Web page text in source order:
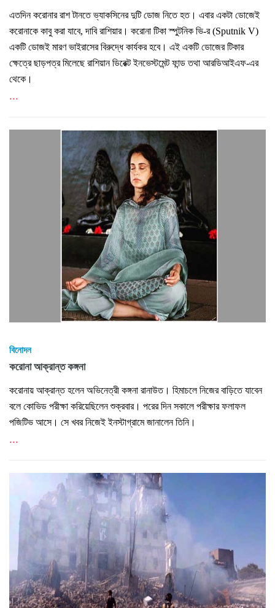
এতদিন করোনার রাশ টানতে ভ্যাকসিনের দুটি ডোজ নিতে হত। এবার একটা ডোজেই
করোনাকে কাবু করা যাবে, দাবি রাশিয়ার। করোনা টিকা স্পুটনিক ভি-র (Sputnik V)
একটি ডোজই মারণ ভাইরাসের বিরুদ্ধে কার্যকর হবে। এই একটি ডোজের টিকার
ক্ষেত্রে ছাড়পত্র মিলেছে রাশিয়ান ডিরেক্ট ইনভেস্টমেন্ট ফান্ড তথা আরডিআইএফ-এর
থেকে।
...
বিনোদন
করোনা আক্রান্ত কঙ্গনা
করোনায় আক্রান্ত হলেন অভিনেত্রী কঙ্গনা রানাউত। হিমাচলে নিজের বাড়িতে যাবেন
বলে কোভিড পরীক্ষা করিয়েছিলেন শুক্রবার। পরের দিন সকালে পরীক্ষার ফলাফল
পজিটিভ আসে। সে খবর নিজেই ইনস্টাগ্রামে জানালেন তিনি।
...